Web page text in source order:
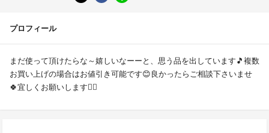
プロフィール
まだ使って頂けたらな～嬉しいなーーと、思う品を出しています🎵複数
お買い上げの場合はお値引き可能です😊良かったらご相談下さいませ
🍀宜しくお願いします🙇‍♀️